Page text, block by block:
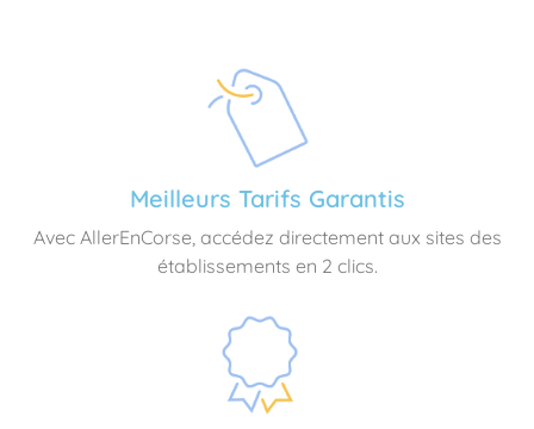
Meilleurs Tarifs Garantis
Avec AllerEnCorse, accédez directement aux sites des
établissements en 2 clics.